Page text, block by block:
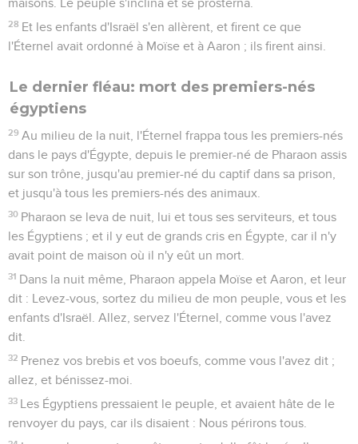
maisons. Le peuple s'inclina et se prosterna.
28 Et les enfants d'Israël s'en allèrent, et firent ce que
l'Éternel avait ordonné à Moïse et à Aaron ; ils firent ainsi.
Le dernier fléau: mort des premiers-nés
égyptiens
29 Au milieu de la nuit, l'Éternel frappa tous les premiers-nés
dans le pays d'Égypte, depuis le premier-né de Pharaon assis
sur son trône, jusqu'au premier-né du captif dans sa prison,
et jusqu'à tous les premiers-nés des animaux.
30 Pharaon se leva de nuit, lui et tous ses serviteurs, et tous
les Égyptiens ; et il y eut de grands cris en Égypte, car il n'y
avait point de maison où il n'y eût un mort.
31 Dans la nuit même, Pharaon appela Moïse et Aaron, et leur
dit : Levez-vous, sortez du milieu de mon peuple, vous et les
enfants d'Israël. Allez, servez l'Éternel, comme vous l'avez
dit.
32 Prenez vos brebis et vos boeufs, comme vous l'avez dit ;
allez, et bénissez-moi.
33 Les Égyptiens pressaient le peuple, et avaient hâte de le
renvoyer du pays, car ils disaient : Nous périrons tous.